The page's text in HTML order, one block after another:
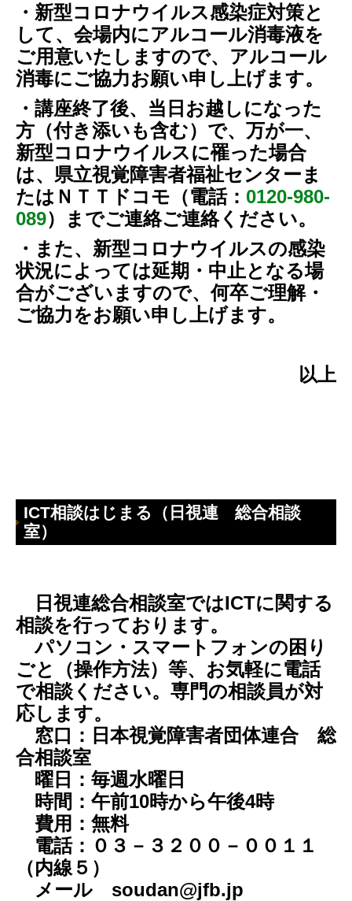
・新型コロナウイルス感染症対策と
して、会場内にアルコール消毒液を
ご用意いたしますので、アルコール
消毒にご協力お願い申し上げます。
・講座終了後、当日お越しになった
方（付き添いも含む）で、万が一、
新型コロナウイルスに罹った場合
は、県立視覚障害者福祉センターま
たはＮＴＴドコモ（電話： 0120-980-
089）までご連絡ご連絡ください。
・また、新型コロナウイルスの感染
状況によっては延期・中止となる場
合がございますので、何卒ご理解・
ご協力をお願い申し上げます。
以上
ICT相談はじまる（日視連 総合相談
室）
日視連総合相談室ではICTに関する
相談を行っております。
パソコン・スマートフォンの困り
ごと（操作方法）等、お気軽に電話
で相談ください。専門の相談員が対
応します。
窓口：日本視覚障害者団体連合 総
合相談室
曜日：毎週水曜日
時間：午前10時から午後4時
費用：無料
電話：０３－３２００－００１１
（内線５）
メール soudan@jfb.jp